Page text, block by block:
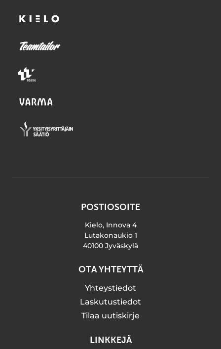
POSTIOSOITE
Kielo, Innova 4
Lutakonaukio 1
40100 Jyväskylä
OTA YHTEYTTÄ
Yhteystiedot
Laskutustiedot
Tilaa uutiskirje
LINKKEJÄ